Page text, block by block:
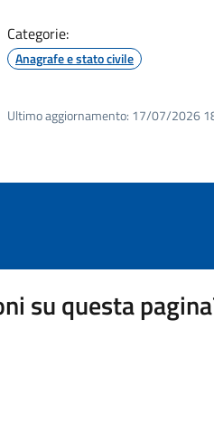
Categorie:
Anagrafe e stato civile
Ultimo aggiornamento: 17/07/2026
su questa